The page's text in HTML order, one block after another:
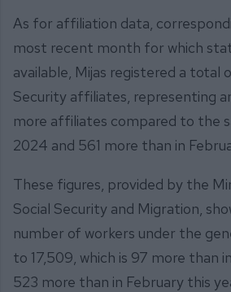
As for affiliation data,
most recent month for which
available, Mijas registered a total
Security affiliates, representing
more affiliates compared to the
2024 and 561 more than in
These figures, provided by the
Social Security and Migration,
number of workers under the
to 17,509, which is 97 more than
523 more than in February this